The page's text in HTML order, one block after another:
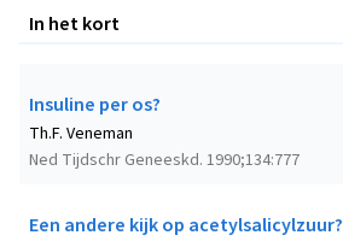
In het kort
Insuline per os?
Ned Tijdschr Geneeskd. 1990;134:777
Th.F. Veneman
Een andere kijk op acetylsalicylzuur?